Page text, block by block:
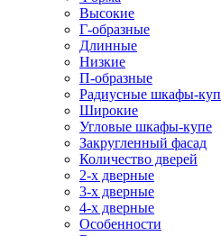
Высокие
Г-образные
Длинные
Низкие
П-образные
Радиусные шкафы-
Широкие
Угловые шкафы-купе
Закругленный фасад
Количество дверей
2-х дверные
3-х дверные
4-х дверные
Особенности